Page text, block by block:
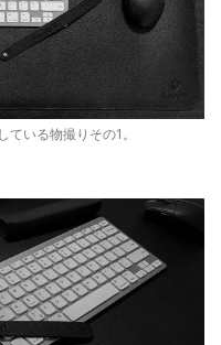
いる物撮りその1。